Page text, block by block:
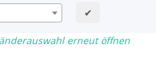
✔
erneut öffnen